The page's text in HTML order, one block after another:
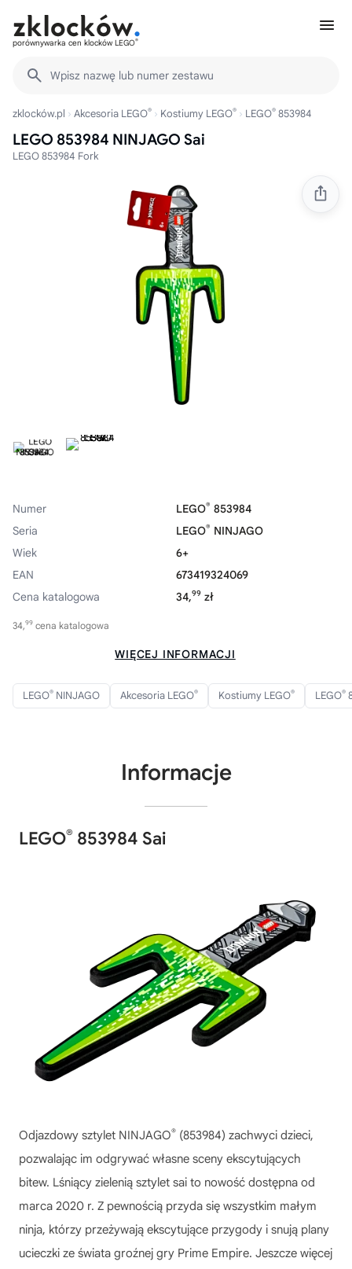
porównywarka cen klocków LEGO®
Wpisz nazwę lub numer zestawu
zklocków.pl Akcesoria LEGO® Kostiumy LEGO® LEGO® 853984
LEGO 853984 NINJAGO Sai
LEGO 853984 Fork
Numer LEGO® 853984
Seria
LEGO® NINJAGO
Wiek
6+
EAN
673419324069
Cena katalogowa
34,99 zł
34,99 cena katalogowa
WIĘCEJ INFORMACJI
LEGO® NINJAGO Akcesoria LEGO® Kostiumy LEGO® LEGO®
Informacje
LEGO® 853984 Sai
Odjazdowy sztylet NINJAGO® (853984) zachwyci dzieci,
pozwalając im odgrywać własne sceny ekscytujących
bitew. Lśniący zielenią sztylet sai to nowość dostępna od
marca 2020 r. Z pewnością przyda się wszystkim małym
ninja, którzy przeżywają ekscytujące przygody i snują plany
ucieczki ze świata groźnej gry Prime Empire. Jeszcze więcej